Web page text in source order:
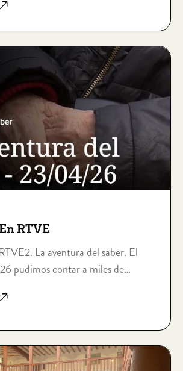
RTVE
La aventura del saber. El
pudimos contar a miles de